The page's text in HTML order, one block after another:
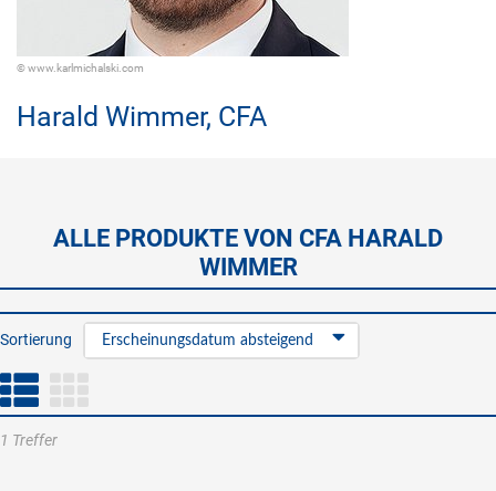
© www.karlmichalski.com
Harald Wimmer, CFA
ALLE PRODUKTE VON CFA HARALD
WIMMER
Sortierung Erscheinungsdatum absteigend
1 Treffer